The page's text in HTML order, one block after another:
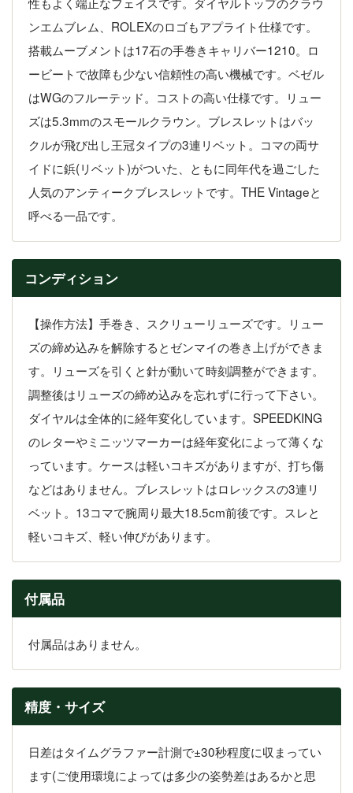
ンエムブレム、ROLEXのロゴもアプライト仕様です。
搭載ムーブメントは17石の手巻きキャリバー1210。ロ
ービートで故障も少ない信頼性の高い機械です。ベゼル
はWGのフルーテッド。コストの高い仕様です。リュー
ズは5.3mmのスモールクラウン。ブレスレットはバッ
クルが飛び出し王冠タイプの3連リベット。コマの両サ
イドに鋲(リベット)がついた、ともに同年代を過ごした
人気のアンティークブレスレットです。THE Vintageと
呼べる一品です。
コンディション
【操作方法】手巻き、スクリューリューズです。リュー
ズの締め込みを解除するとゼンマイの巻き上げができま
す。リューズを引くと針が動いて時刻調整ができます。
調整後はリューズの締め込みを忘れずに行って下さい。
ダイヤルは全体的に経年変化しています。SPEEDKING
のレターやミニッツマーカーは経年変化によって薄くな
っています。ケースは軽いコキズがありますが、打ち傷
などはありません。ブレスレットはロレックスの3連リ
ベット。13コマで腕周り最大18.5cm前後です。スレと
軽いコキズ、軽い伸びがあります。
付属品
付属品はありません。
精度・サイズ
日差はタイムグラファー計測で±30秒程度に収まってい
ます(ご使用環境によっては多少の姿勢差はあるかと思